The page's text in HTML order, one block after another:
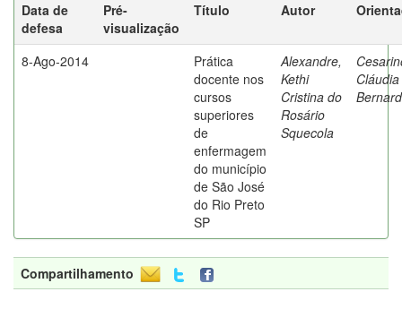
Data de
defesa
Pré-
visualização
Título Autor
8-Ago-2014
Prática
docente nos
cursos
superiores
de
enfermagem
do município
de São José
do Rio Preto
SP
Alexandre,
Kethi
Cristina do
Rosário
Squecola
Cláudia
Compartilhamento